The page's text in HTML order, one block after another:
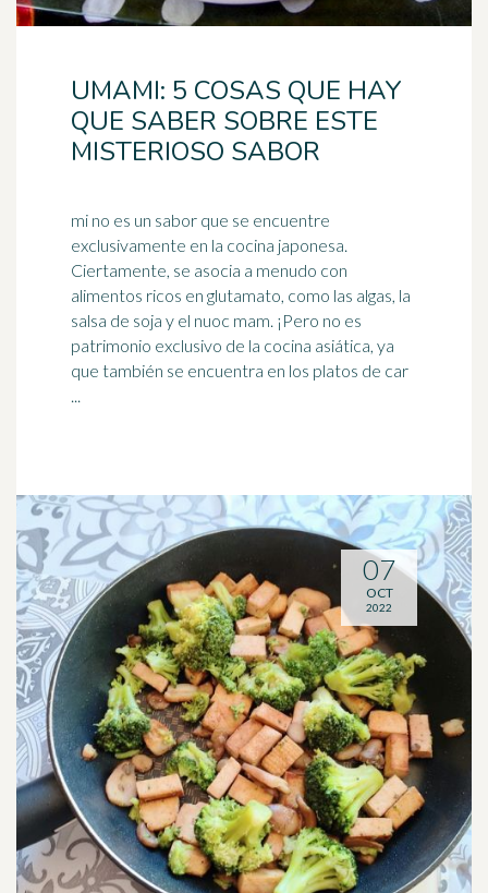
UMAMI: 5 COSAS QUE HAY
QUE SABER SOBRE ESTE
MISTERIOSO SABOR
mi no es un sabor que se encuentre
exclusivamente en la cocina japonesa.
Ciertamente, se asocia a menudo con
alimentos ricos en glutamato, como las algas, la
salsa de soja y el nuoc mam. ¡Pero no es
patrimonio exclusivo de la cocina asiática, ya
que también se encuentra en los platos de car
...
07
OCT
2022